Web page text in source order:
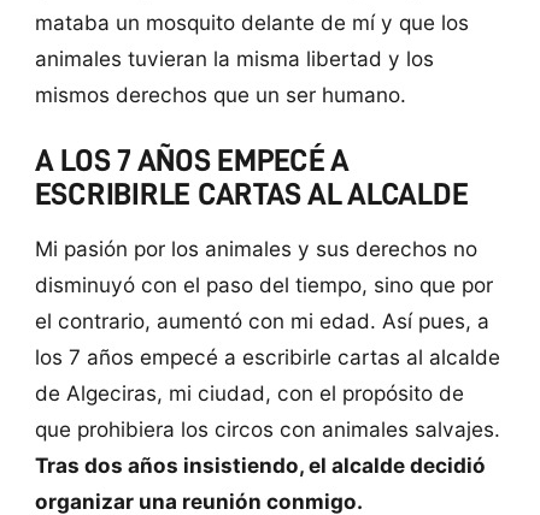
mataba un mosquito delante de mí y que los
animales tuvieran la misma libertad y los
mismos derechos que un ser humano.
A LOS 7 AÑOS EMPECÉ A
ESCRIBIRLE CARTAS AL ALCALDE
Mi pasión por los animales y sus derechos no
disminuyó con el paso del tiempo, sino que por
el contrario, aumentó con mi edad. Así pues, a
los 7 años empecé a escribirle cartas al alcalde
de Algeciras, mi ciudad, con el propósito de
que prohibiera los circos con animales salvajes.
Tras dos años insistiendo, el alcalde decidió
organizar una reunión conmigo.